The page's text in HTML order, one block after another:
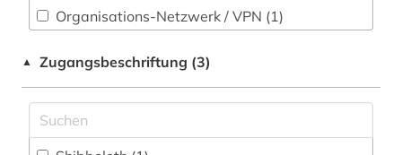
Soziologie (0)
Sport (0)
Sprachen und Kulturen Asiens, Afrikas und
Organisations-Netzwerk / VPN (1)
Shibboleth (1)
Zugriff vor Ort
▲ Zugangsbeschriftung (3)